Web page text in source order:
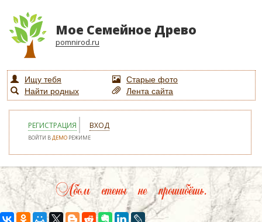
Мое Семейное Древо
pomnirod.ru
Ищу тебя
Старые фото
Найти родных
Лента сайта
РЕГИСТРАЦИЯ ВХОД
ВОЙТИ ВДЕМО РЕЖИМЕ
Лбом стены не прошибёшь.